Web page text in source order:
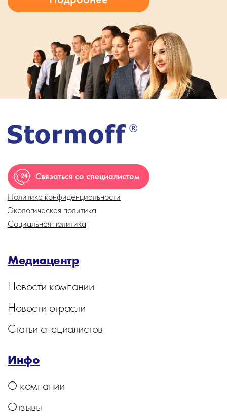
Связаться со специалистом
Политика конфиденциальности
Экологическая политика
Социальная политика
Медиацентр
Новости компании
Новости отрасли
Статьи специалистов
Инфо
О компании
Отзывы